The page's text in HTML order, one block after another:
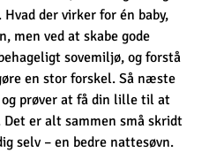
der virker for én baby,
men ved at skabe gode
sovemiljø, og forstå
en stor forskel. Så næste
prøver at få din lille til at
er alt sammen små skridt
selv – en bedre nattesøvn.